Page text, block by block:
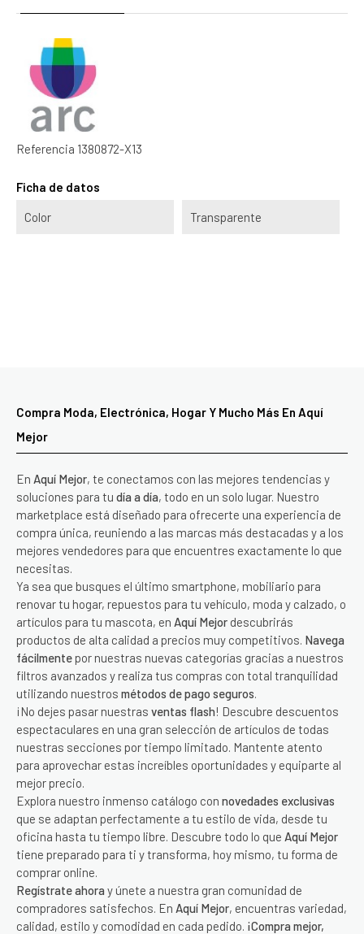
Referencia 1380872-X13
Ficha de datos
Color Transparente
Compra Moda, Electrónica, Hogar Y Mucho Más En Aquí
Mejor
En Aquí Mejor, te conectamos con las mejores tendencias y
soluciones para tu día a día, todo en un solo lugar. Nuestro
marketplace está diseñado para ofrecerte una experiencia de
compra única, reuniendo a las marcas más destacadas y a los
mejores vendedores para que encuentres exactamente lo que
necesitas.
Ya sea que busques el último smartphone, mobiliario para
renovar tu hogar, repuestos para tu vehículo, moda y calzado, o
artículos para tu mascota, en Aquí Mejor descubrirás
productos de alta calidad a precios muy competitivos. Navega
fácilmente por nuestras nuevas categorías gracias a nuestros
filtros avanzados y realiza tus compras con total tranquilidad
utilizando nuestros métodos de pago seguros.
¡No dejes pasar nuestras ventas flash! Descubre descuentos
espectaculares en una gran selección de artículos de todas
nuestras secciones por tiempo limitado. Mantente atento
para aprovechar estas increíbles oportunidades y equiparte al
mejor precio.
Explora nuestro inmenso catálogo con novedades exclusivas
que se adaptan perfectamente a tu estilo de vida, desde tu
oficina hasta tu tiempo libre. Descubre todo lo que Aquí Mejor
tiene preparado para ti y transforma, hoy mismo, tu forma de
comprar online.
Regístrate ahora y únete a nuestra gran comunidad de
compradores satisfechos. En Aquí Mejor, encuentras variedad,
calidad, estilo y comodidad en cada pedido. ¡Compra mejor,